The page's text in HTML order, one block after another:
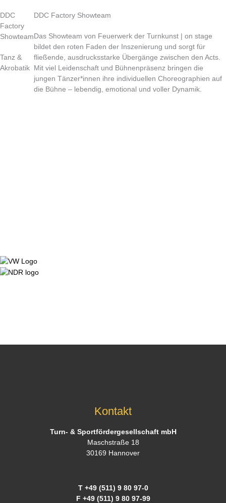
DDC
Factory
Showteam
Tanz &
Akrobatik
DDC Factory Showteam
Das Showteam von Feuerwerk der Turnkunst | on stage
bildet den roten Faden der Inszenierung und sorgt für
fließende, ausdrucksstarke Übergänge zwischen den Acts.
Mit viel Leidenschaft und Bühnenpräsenz bringen die
jungen Tänzer*innen ihre individuellen Choreographien auf
die Bühne – lebendig, emotional und voller Dynamik.
Kontakt
Turn- & Sportfördergesellschaft mbH
Maschstraße 18
30169 Hannover
T +49 (511) 9 80 97-0
F +49 (511) 9 80 97-99